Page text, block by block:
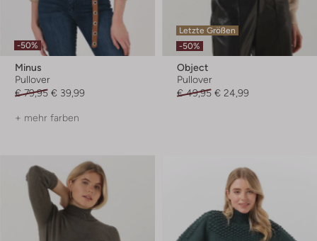
-50%
Minus
Pullover
€ 79,95 € 39,99
+ mehr farben
Letzte Größen
-50%
Object
Pullover
€ 49,95 € 24,99